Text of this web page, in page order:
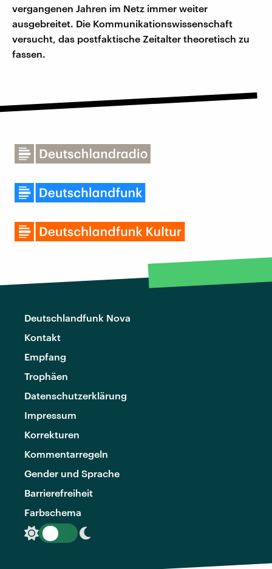
vergangenen Jahren im Netz immer weiter
ausgebreitet. Die Kommunikationswissenschaft
versucht, das postfaktische Zeitalter theoretisch zu
fassen.
Deutschlandfunk Nova
Kontakt
Empfang
Trophäen
Datenschutzerklärung
Impressum
Korrekturen
Kommentarregeln
Gender und Sprache
Barrierefreiheit
Farbschema